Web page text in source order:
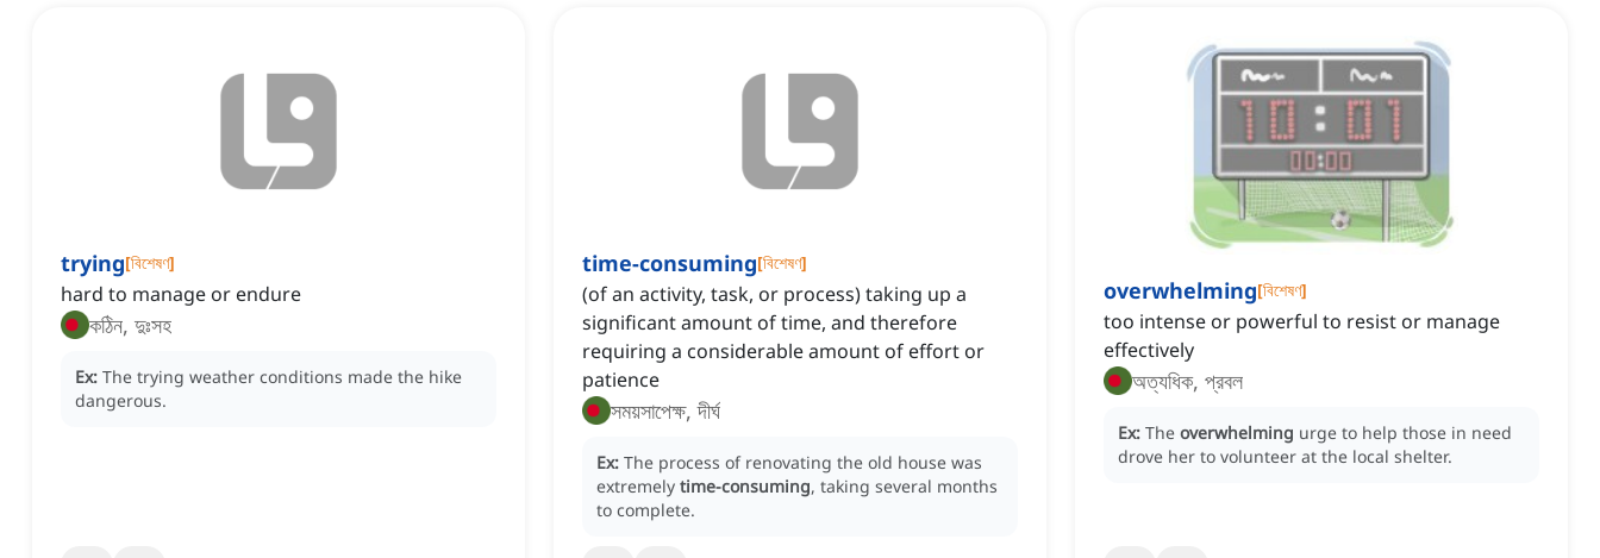
trying[বিশেষণ]
hard to manage or endure
কঠিন, দুঃসহ
Ex: The trying weather conditions made the hike
dangerous.
time-consuming[বিশেষণ]
(of an activity, task, or process) taking up a
significant amount of time, and therefore
requiring a considerable amount of effort or
patience
সময়সাপেক্ষ, দীর্ঘ
Ex: The process of renovating the old house was
extremely time-consuming, taking several months
to complete.
overwhelming[বিশেষণ]
too intense or powerful to resist or manage
effectively
অত্যধিক, প্রবল
Ex: The overwhelming urge to help those in need
drove her to volunteer at the local shelter.